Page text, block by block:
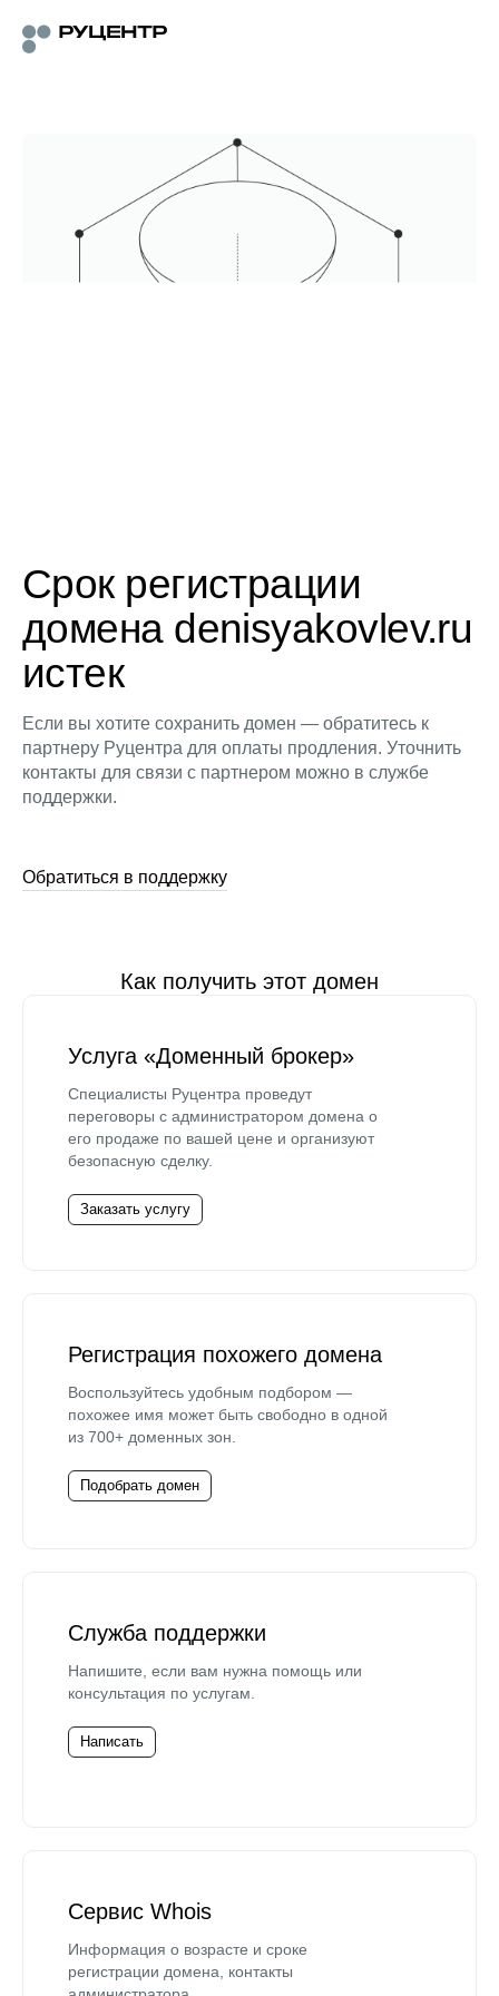
Срок регистрации
домена denisyakovlev.ru
истек
Если вы хотите сохранить домен — обратитесь к
партнеру Руцентра для оплаты продления. Уточнить
контакты для связи с партнером можно в службе
поддержки.
Обратиться в поддержку
Как получить этот домен
Услуга «Доменный брокер»
Специалисты Руцентра проведут
переговоры с администратором домена о
его продаже по вашей цене и организуют
безопасную сделку.
Заказать услугу
Регистрация похожего домена
Воспользуйтесь удобным подбором —
похожее имя может быть свободно в одной
из 700+ доменных зон.
Подобрать домен
Служба поддержки
Напишите, если вам нужна помощь или
консультация по услугам.
Написать
Сервис Whois
Информация о возрасте и сроке
регистрации домена, контакты